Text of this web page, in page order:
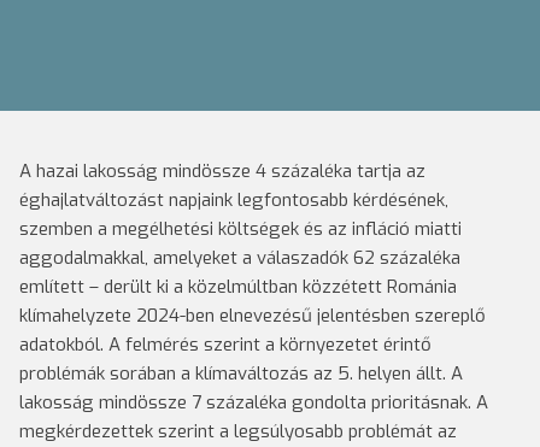
A hazai lakosság mindössze 4 százaléka tartja az
éghajlatváltozást napjaink legfontosabb kérdésének,
szemben a megélhetési költségek és az infláció miatti
aggodalmakkal, amelyeket a válaszadók 62 százaléka
említett – derült ki a közelmúltban közzétett Románia
klímahelyzete 2024-ben elnevezésű jelentésben szereplő
adatokból. A felmérés szerint a környezetet érintő
problémák sorában a klímaváltozás az 5. helyen állt. A
lakosság mindössze 7 százaléka gondolta prioritásnak. A
megkérdezettek szerint a legsúlyosabb problémát az